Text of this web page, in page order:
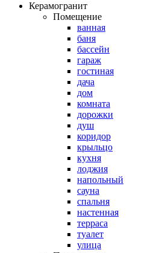
Керамогранит
Помещение
ванная
баня
бассейн
гараж
гостиная
дача
дом
комната
дорожки
душ
коридор
крыльцо
кухня
лоджия
напольный
сауна
спальня
настенная
терраса
туалет
улица